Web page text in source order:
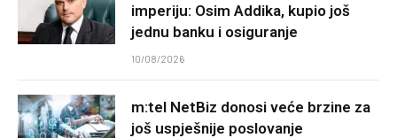
imperiju: Osim Addika, kupio još
jednu banku i osiguranje
10/08/2026
m:tel NetBiz donosi veće brzine za
još uspješnije poslovanje